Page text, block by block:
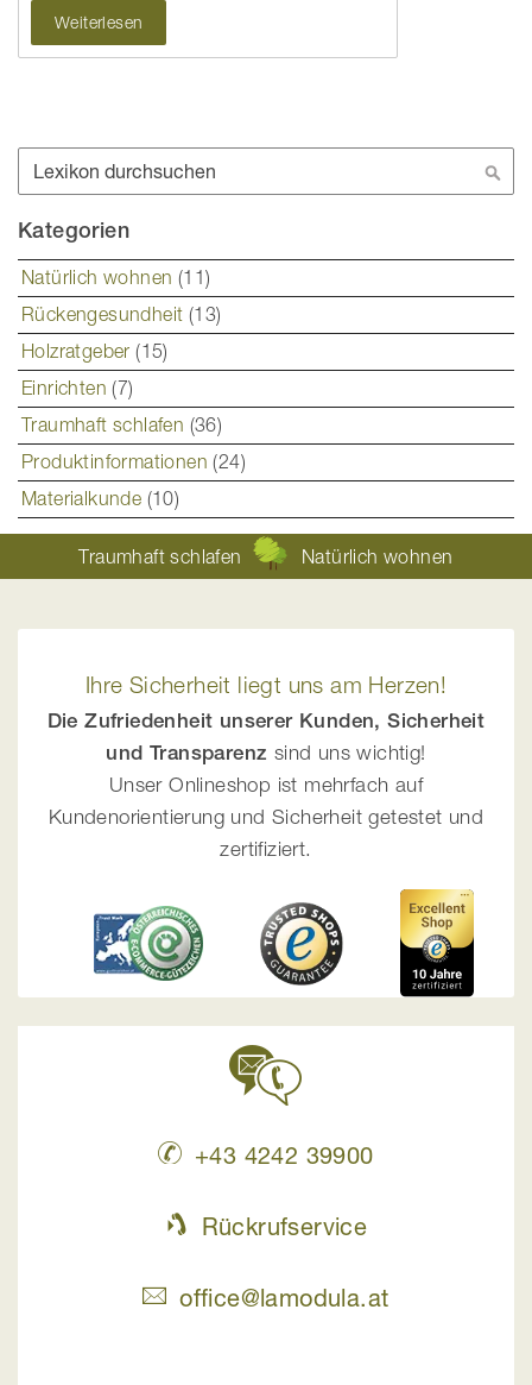
Weiterlesen
Suche
Kategorien
Natürlich wohnen (11)
Rückengesundheit (13)
Holzratgeber(15)
Einrichten(7)
Traumhaft schlafen (36)
Produktinformationen(24)
Materialkunde (10)
Traumhaft schlafen Natürlich wohnen
Ihre Sicherheit liegt uns am Herzen!
Die Zufriedenheit unserer Kunden, Sicherheit
und Transparenz sind uns wichtig!
Unser Onlineshop ist mehrfach auf
Kundenorientierung und Sicherheit getestet und
zertifiziert.
+43 4242 39900
Rückrufservice
office@lamodula.at